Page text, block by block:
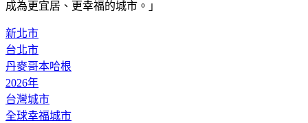
成為更宜居、更幸福的城市。」
新北市
台北市
丹麥哥本哈根
2026年
台灣城市
全球幸福城市